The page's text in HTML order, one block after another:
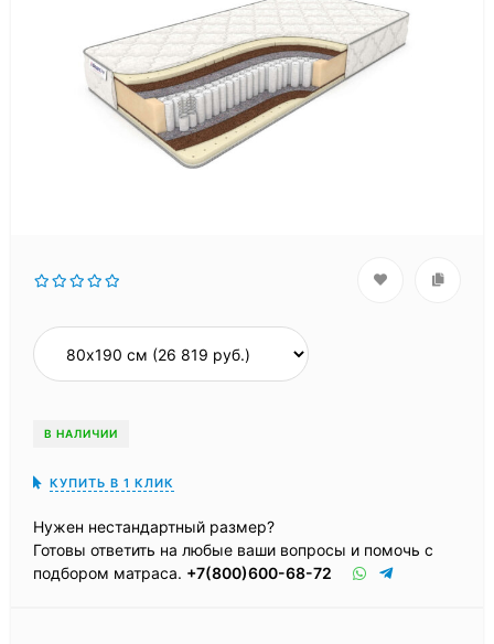
В НАЛИЧИИ
КУПИТЬ В 1 КЛИК
Нужен нестандартный размер?
Готовы ответить на любые ваши вопросы и помочь с
подбором матраса. +7(800)600-68-72